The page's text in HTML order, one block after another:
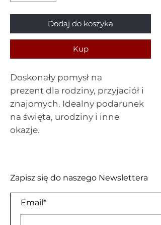
Dodaj do koszyka
Kup
Doskonały pomysł na
prezent dla rodziny, przyjaciół i
znajomych. Idealny podarunek
na święta, urodziny i inne
okazje.
Zapisz się do naszego Newslettera
Email*